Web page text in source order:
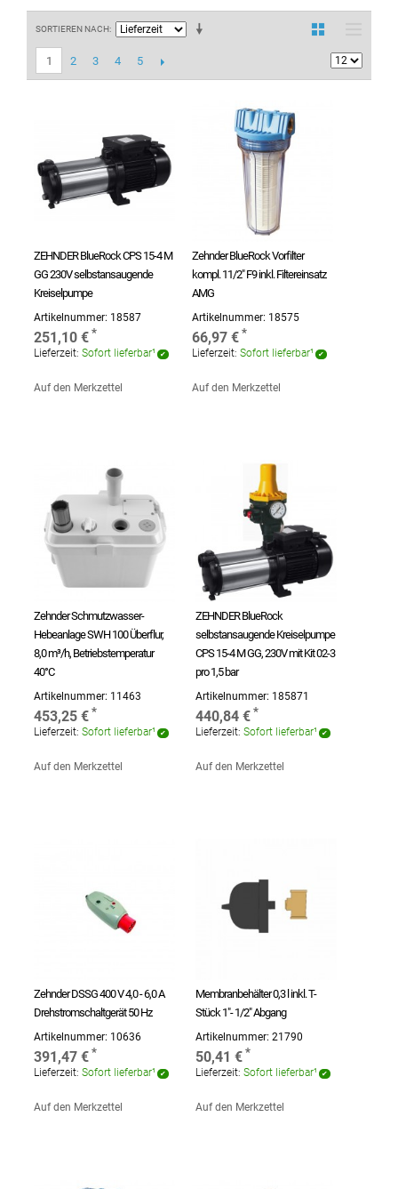
SORTIEREN NACH
1 2 3 4 5
ZEHNDER BlueRock CPS 15-4 M
GG 230V selbstansaugende
Kreiselpumpe
Artikelnummer: 18587
251,10 €
Lieferzeit: Sofort lieferbar¹
Auf den Merkzettel
Zehnder BlueRock Vorfilter
kompl. 11/2" F9 inkl. Filtereinsatz
AMG
Artikelnummer: 18575
66,97 €
Lieferzeit: Sofort lieferbar¹
Auf den Merkzettel
Zehnder Schmutzwasser-
Hebeanlage SWH 100 Überflur,
8,0 m³/h, Betriebstemperatur
40°C
Artikelnummer: 11463
453,25 €
Lieferzeit: Sofort lieferbar¹
Auf den Merkzettel
ZEHNDER BlueRock
selbstansaugende Kreiselpumpe
CPS 15-4 M GG, 230V mit Kit 02-3
pro 1,5 bar
Artikelnummer: 185871
440,84 €
Lieferzeit: Sofort lieferbar¹
Auf den Merkzettel
Zehnder DSSG 400 V 4,0 - 6,0 A
Drehstromschaltgerät 50 Hz
Artikelnummer: 10636
391,47 €
Lieferzeit: Sofort lieferbar¹
Auf den Merkzettel
Membranbehälter 0,3 l inkl. T-
Stück 1"- 1/2" Abgang
Artikelnummer:21790
50,41 €
Lieferzeit: Sofort lieferbar¹
Auf den Merkzettel